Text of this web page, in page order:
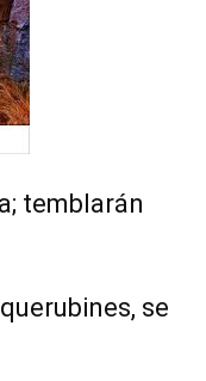
temblarán
se